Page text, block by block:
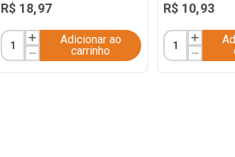
R$ 18,97
Adicionar ao
carrinho
R$ 10,93